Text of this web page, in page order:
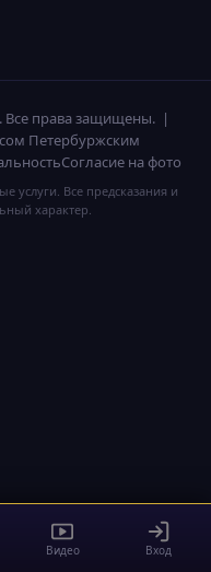
Все права защищены. |
Петербуржским
Согласие на фото
услуги. Все предсказания и
характер.
Видео Вход